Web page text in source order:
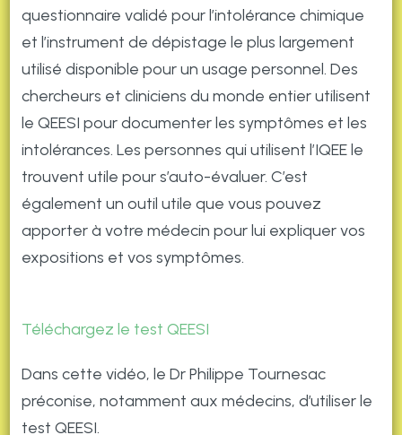
questionnaire validé pour l’intolérance chimique
et l’instrument de dépistage le plus largement
utilisé disponible pour un usage personnel. Des
chercheurs et cliniciens du monde entier utilisent
le QEESI pour documenter les symptômes et les
intolérances. Les personnes qui utilisent l’IQEE le
trouvent utile pour s’auto-évaluer. C’est
également un outil utile que vous pouvez
apporter à votre médecin pour lui expliquer vos
expositions et vos symptômes.
Téléchargez le test QEESI
Dans cette vidéo, le Dr Philippe Tournesac
préconise, notamment aux médecins, d’utiliser le
test QEESI.